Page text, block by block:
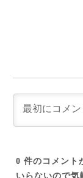
0 件のコメント
いらないので気